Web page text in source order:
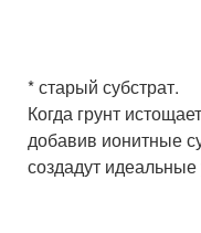
* старый субстрат.
Когда грунт
добавив ионитные
создадут